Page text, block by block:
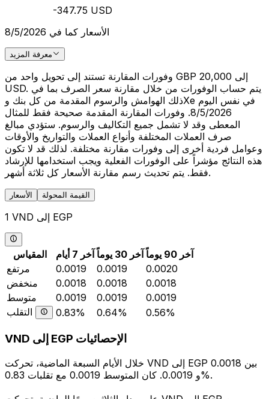
-347.75 USD
الأسعار كما في 8/5/2026
معرفة المزيد
وفورات المقارنة تستند إلى تحويل واحد من GBP 20,000 إلى
USD. يتم حساب الوفورات من خلال مقارنة سعر الصرف بما في
ذلك الهوامش والرسوم المقدمة من كل بنك وXe في نفس اليوم
8/5/2026. وفورات المقارنة المقدمة صحيحة فقط للمثال
المعطى وقد لا تشمل جميع التكاليف والرسوم. ستؤدي مبالغ
صرف العملات المختلفة وأنواع العملات والتواريخ والأوقات
وعوامل فردية أخرى إلى وفورات مقارنة مختلفة. لذلك قد لا تكون
هذه النتائج مؤشراً على الوفورات الفعلية ويجب استخدامها للإرشاد
فقط. يتم تحديث رسم مقارنة الأسعار كل ثلاثة أشهر.
الأسعار القيمة المحولة
1 VND إلى EGP
المقياس آخر 7 أيام آخر 30 يوماً
آخر 90 يوماً
مرتفع
0.0019 0.0019
0.0020
منخفض
0.0018 0.0018
0.0018
متوسط
0.0019 0.0019
0.0019
التقلب
0.83% 0.64% 0.56%
VND إلى EGP الإحصائيات
خلال الأيام السبعة الماضية، تحركت VND إلى EGP بين 0.0018
و 0.0019. كان المتوسط 0.0019 مع تقلبات 0.83%.